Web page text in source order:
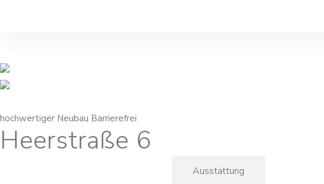
hochwertiger Neubau Barrierefrei
Heerstraße 6
Ausstattung